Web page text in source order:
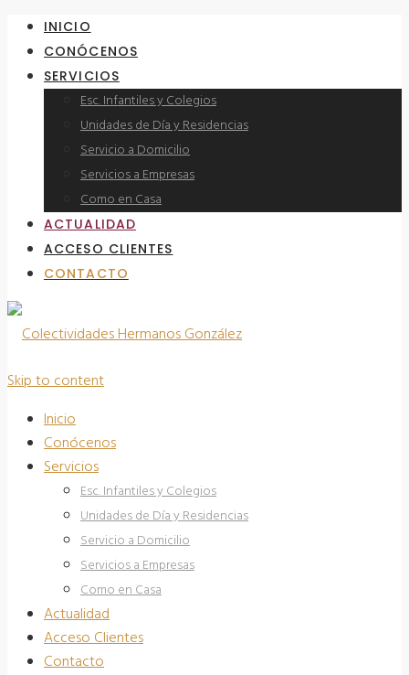
INICIO
CONÓCENOS
SERVICIOS
Esc. Infantiles y Colegios
Unidades de Día y Residencias
Servicio a Domicilio
Servicios a Empresas
Como en Casa
ACTUALIDAD
ACCESO CLIENTES
CONTACTO
Skip to content
Inicio
Conócenos
Servicios
Esc. Infantiles y Colegios
Unidades de Día y Residencias
Servicio a Domicilio
Servicios a Empresas
Como en Casa
Actualidad
Acceso Clientes
Contacto